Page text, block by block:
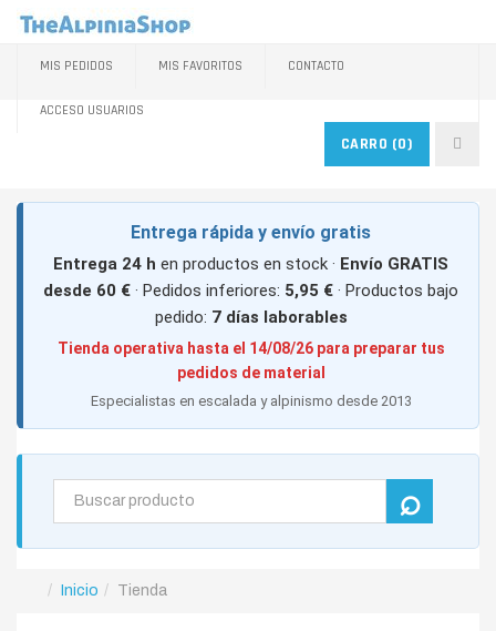
MIS PEDIDOS MIS FAVORITOS CONTACTO
ACCESO USUARIOS
CARRO (0)
Entrega rápida y envío gratis
Entrega 24 h en productos en stock · Envío GRATIS
desde 60 € · Pedidos inferiores: 5,95 € · Productos bajo
pedido: 7 días laborables
Tienda operativa hasta el 14/08/26 para preparar tus
pedidos de material
Especialistas en escalada y alpinismo desde 2013
Inicio Tienda